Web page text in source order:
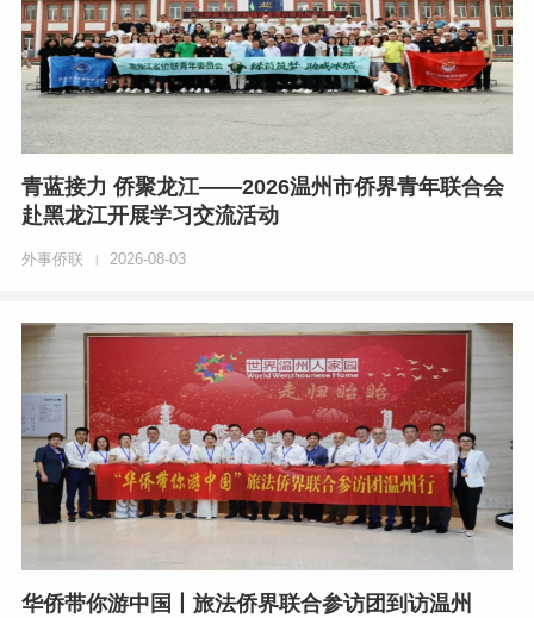
青蓝接力 侨聚龙江——2026温州市侨界青年联合会
赴黑龙江开展学习交流活动
外事侨联 | 2026-08-03
华侨带你游中国丨旅法侨界联合参访团到访温州